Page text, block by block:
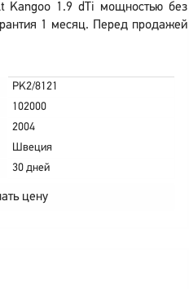
Kangoo 1.9 dTi мощностью без
1 месяц. Перед продажей
PK2/8121
102000
2004
Швеция
30 дней
цену